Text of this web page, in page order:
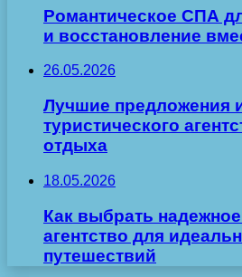
Романтическое СПА
и восстановление
26.05.2026
Лучшие предложения
туристического
отдыха
18.05.2026
Как выбрать
агентство для
путешествий